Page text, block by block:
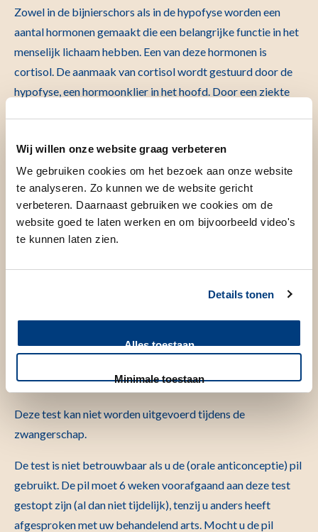
Wij willen onze website graag verbeteren
We gebruiken cookies om het bezoek aan onze website
te analyseren. Zo kunnen we de website gericht
verbeteren. Daarnaast gebruiken we cookies om de
website goed te laten werken en om bijvoorbeeld video's
te kunnen laten zien.
Details tonen
Alles toestaan
Minimale toestaan
Zowel in de bijnierschors als in de hypofyse worden een
aantal hormonen gemaakt die een belangrijke functie in het
menselijk lichaam hebben. Een van deze hormonen is
cortisol. De aanmaak van cortisol wordt gestuurd door de
hypofyse, een hormoonklier in het hoofd. Door een ziekte
dexamethason de productie van cortisol door de bijnier
volledig onderdrukken. In geval van ziekte van hypofyse of
bijnier lukt dat niet voldoende.
Voorbereiding
De avond voorafgaand aan de test, neemt u om 23.00 uur de
recept naar uw apotheek heeft gestuurd.
Deze test kan niet worden uitgevoerd tijdens de
zwangerschap.
De test is niet betrouwbaar als u de (orale anticonceptie) pil
gebruikt. De pil moet 6 weken voorafgaand aan deze test
gestopt zijn (al dan niet tijdelijk), tenzij u anders heeft
afgesproken met uw behandelend arts. Mocht u de pil